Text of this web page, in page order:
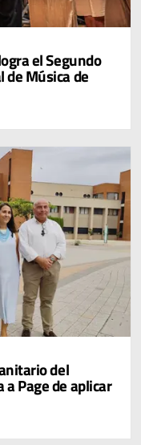
el Segundo
de Música de
del
Page de aplicar